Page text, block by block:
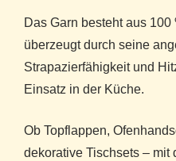
Das Garn besteht aus
überzeugt durch seine
Strapazierfähigkeit und
Einsatz in der Küche.
Ob Topflappen,
dekorative Tischsets – mit